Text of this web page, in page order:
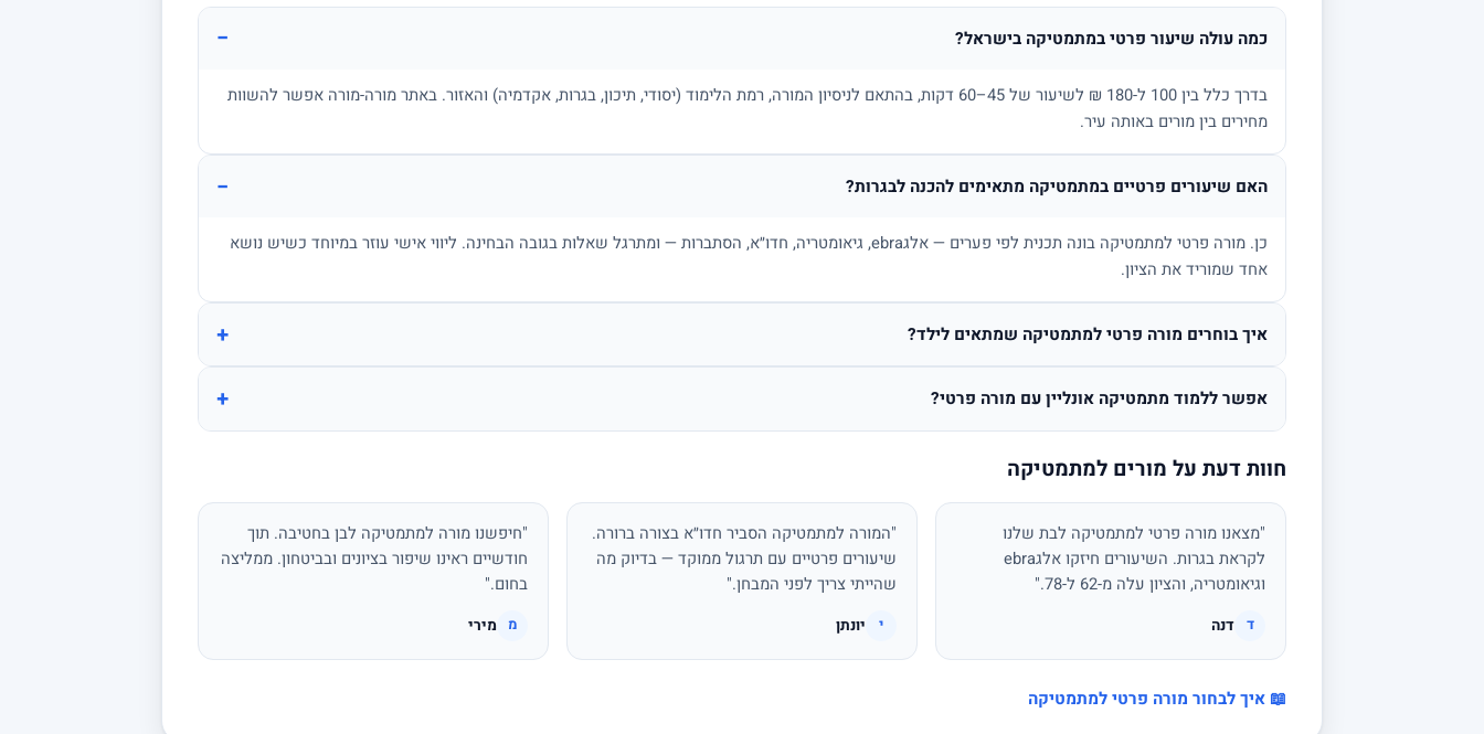
כמה עולה שיעור פרטי במתמטיקה בישראל? −
בדרך כלל בין 100 ל-180 ₪ לשיעור של 45–60 דקות, בהתאם לניסיון המורה, רמת הלימוד (יסודי, תיכון, בגרות, אקדמיה) והאזור. באתר מורה-מורה אפשר להשוות
מחירים בין מורים באותה עיר.
האם שיעורים פרטיים במתמטיקה מתאימים להכנה לבגרות? −
כן. מורה פרטי למתמטיקה בונה תכנית לפי פערים — אלגebra, גיאומטריה, חדו״א, הסתברות — ומתרגל שאלות בגובה הבחינה. ליווי אישי עוזר במיוחד כשיש נושא
אחד שמוריד את הציון.
איך בוחרים מורה פרטי למתמטיקה שמתאים לילד? +
אפשר ללמוד מתמטיקה אונליין עם מורה פרטי? +
חוות דעת על מורים למתמטיקה
"מצאנו מורה פרטי למתמטיקה לבת שלנו
לקראת בגרות. השיעורים חיזקו אלגebra
וגיאומטריה, והציון עלה מ-62 ל-78."
ד דנה
"המורה למתמטיקה הסביר חדו״א בצורה ברורה.
שיעורים פרטיים עם תרגול ממוקד — בדיוק מה
שהייתי צריך לפני המבחן."
י יונתן
"חיפשנו מורה למתמטיקה לבן בחטיבה. תוך
חודשיים ראינו שיפור בציונים ובביטחון. ממליצה
בחום."
מ מירי
📖 איך לבחור מורה פרטי למתמטיקה